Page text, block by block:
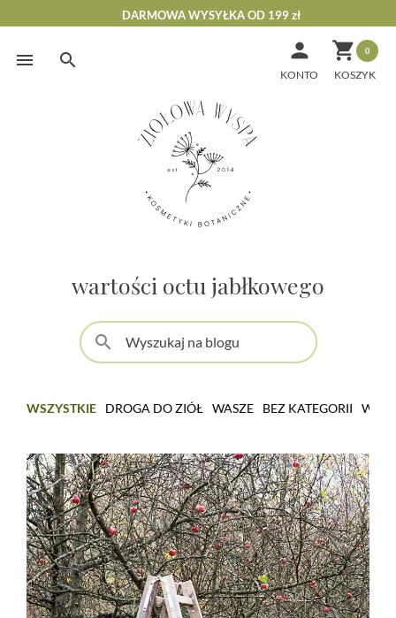
Skip
DARMOWA WYSYŁKA OD 199 zł
 0

KONTO
wartości octu jabłkowego
search
WSZYSTKIE DROGA DO ZIÓŁ WASZE BEZ KATEGORII